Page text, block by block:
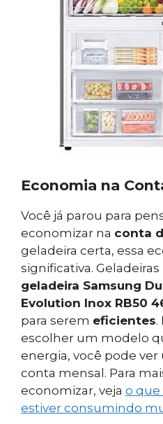
Economia na
Você já parou para
economizar na conta
geladeira certa, essa
significativa.
geladeira Samsung
Evolution Inox RB50
para serem eficientes.
escolher um modelo
energia, você pode ver
conta mensal. Para
economizar, veja o que
estiver consumindo